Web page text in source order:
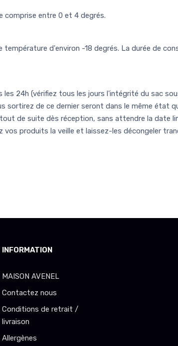
comprise entre 0 et 4 degrés.
d'environ -18 degrés. La durée de
24h (vérifiez tous les jours l'intégrité du sac
sortirez de ce dernier seront dans le même état
de suite dès réception, sans attendre la date
produits la veille et laissez-les décongeler
INFORMATION
MAISON AVENEL
Contactez nous
Conditions de retrait /
livraison
Allergènes